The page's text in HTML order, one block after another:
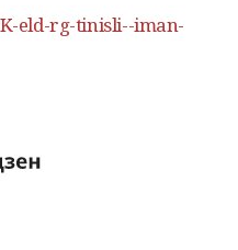
eld-rg-tinisli--iman-